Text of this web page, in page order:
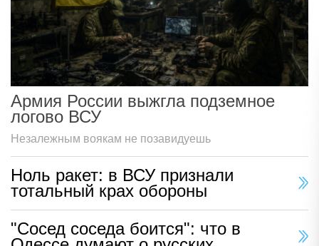
Армия России выжгла подземное
логово ВСУ
Незалежным воякам не позавидуешь
Ноль ракет: в ВСУ признали
тотальный крах обороны
"Сосед соседа боится": что в